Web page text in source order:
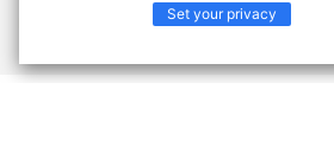
ПЕРЕЙТИ У РОЗДІЛ "ДОКУМЕНТИ ТА
Set your privacy